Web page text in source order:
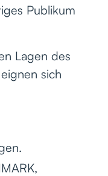
Publikum
Lagen des
sich